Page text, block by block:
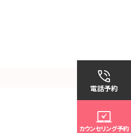
電話予約
カウンセリング予約